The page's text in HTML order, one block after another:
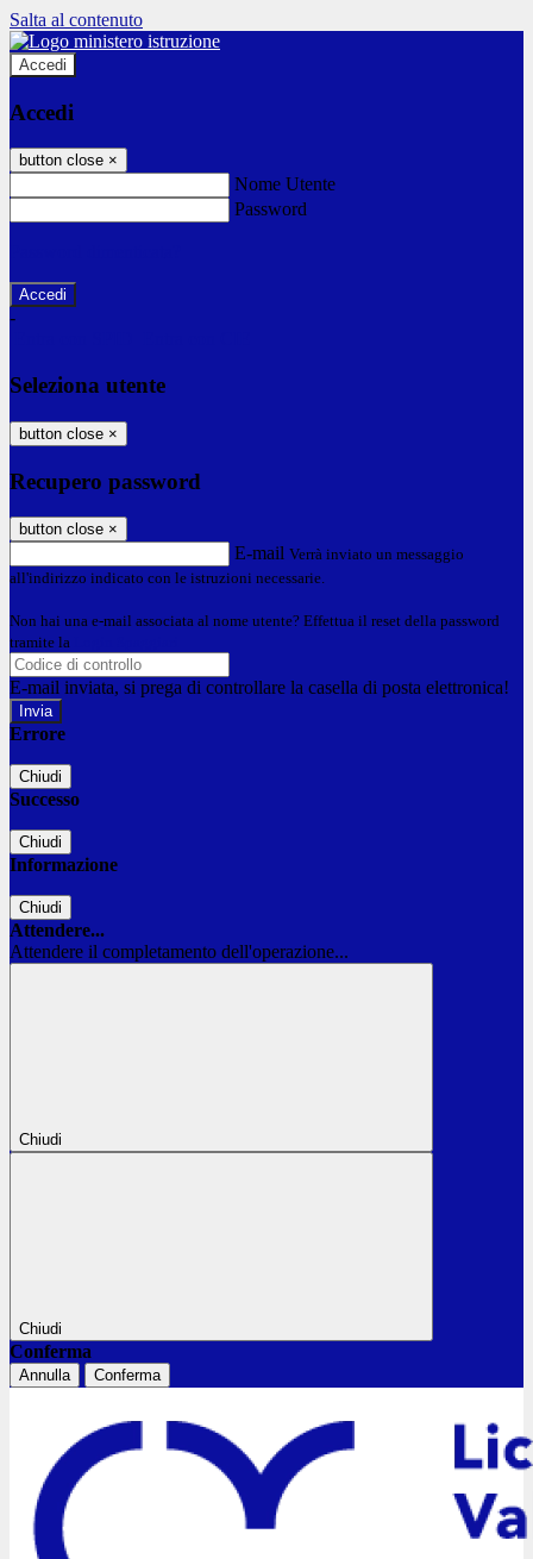
Salta al contenuto
Accedi
Accedi
button close ×
Nome Utente
Password
-
Seleziona utente
button close ×
Recupero password
button close ×
E-mail Verrà inviato un messaggio
all'indirizzo indicato con le istruzioni necessarie.
Non hai una e-mail associata al nome utente? Effettua il reset della password
tramite la
E-mail inviata, si prega di controllare la casella di posta elettronica!
Errore
Chiudi
Successo
Chiudi
Informazione
Chiudi
Attendere...
Attendere il completamento dell'operazione...
Chiudi
Chiudi
Conferma
Annulla Conferma